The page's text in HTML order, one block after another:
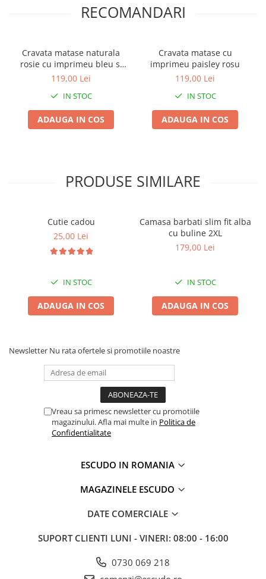
RECOMANDARI
Cravata matase naturala
rosie cu imprimeu bleu si
bej
119,00 Lei
IN STOC
ADAUGA IN COS
Cravata matase cu
imprimeu paisley rosu
119,00 Lei
IN STOC
ADAUGA IN COS
PRODUSE SIMILARE
Cutie cadou
25,00 Lei
IN STOC
ADAUGA IN COS
Camasa barbati slim fit alba
cu buline 2XL
179,00 Lei
IN STOC
ADAUGA IN COS
Newsletter Nu rata ofertele si promotiile noastre
Vreau sa primesc newsletter cu promotiile
magazinului. Afla mai multe in Politica de
Confidentialitate
ESCUDO IN ROMANIA
MAGAZINELE ESCUDO
DATE COMERCIALE
SUPORT CLIENTI LUNI - VINERI: 08:00 - 16:00
0730 069 218